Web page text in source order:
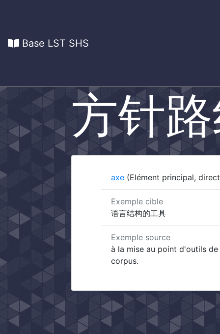
Base LST SHS
方针
axe (Elément principal,
Exemple cible
语言结构的工具
Exemple source
à la mise au point d'outils
corpus.